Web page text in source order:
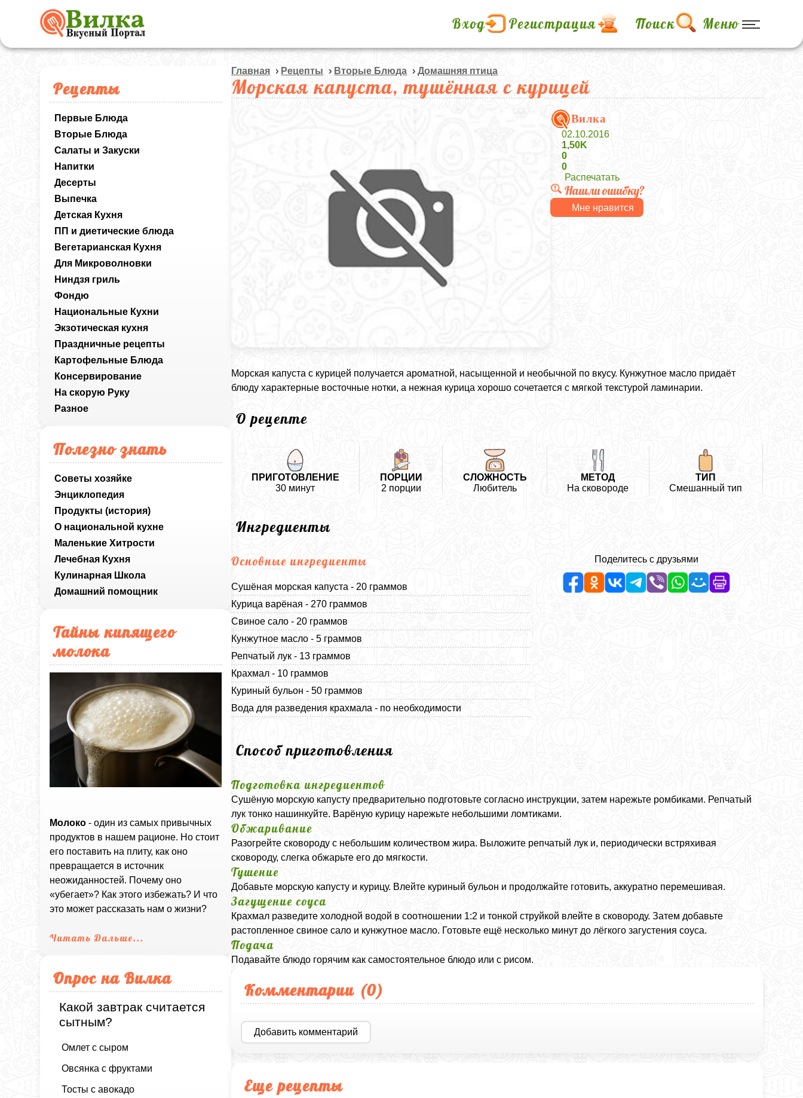
Вход Регистрация Поиск Меню
Рецепты
Первые Блюда
Вторые Блюда
Салаты и Закуски
Напитки
Десерты
Выпечка
Детская Кухня
ПП и диетические блюда
Вегетарианская Кухня
Для Микроволновки
Ниндзя гриль
Фондю
Национальные Кухни
Экзотическая кухня
Праздничные рецепты
Картофельные Блюда
Консервирование
На скорую Руку
Разное
Полезно знать
Советы хозяйке
Энциклопедия
Продукты (история)
О национальной кухне
Маленькие Хитрости
Лечебная Кухня
Кулинарная Школа
Домашний помощник
Тайны кипящего
молока
Молоко - один из самых привычных
продуктов в нашем рационе. Но стоит
его поставить на плиту, как оно
превращается в источник
неожиданностей. Почему оно
«убегает»? Как этого избежать? И что
это может рассказать нам о жизни?
Читать Дальше...
Опрос на Вилка
Какой завтрак считается
сытным?
Омлет с сыром
Овсянка с фруктами
Тосты с авокадо
Главная › Рецепты › Вторые Блюда ›Домашняя птица
Морская капуста, тушённая с курицей
Вилка
02.10.2016
1,50K
0
0
Распечатать
Нашли ошибку?
Мне нравится
Морская капуста с курицей получается ароматной, насыщенной и необычной по вкусу. Кунжутное масло придаёт
блюду характерные восточные нотки, а нежная курица хорошо сочетается с мягкой текстурой ламинарии.
О рецепте
ПРИГОТОВЛЕНИЕ
30 минут
ПОРЦИИ
2 порции
СЛОЖНОСТЬ
Любитель
МЕТОД
На сковороде
ТИП
Смешанный тип
Ингредиенты
Основные ингредиенты
Сушёная морская капуста - 20 граммов
Курица варёная - 270 граммов
Свиное сало - 20 граммов
Кунжутное масло - 5 граммов
Репчатый лук - 13 граммов
Крахмал - 10 граммов
Куриный бульон - 50 граммов
Вода для разведения крахмала - по необходимости
Поделитесь с друзьями
Способ приготовления
Подготовка ингредиентов
Сушёную морскую капусту предварительно подготовьте согласно инструкции, затем нарежьте ромбиками. Репчатый
лук тонко нашинкуйте. Варёную курицу нарежьте небольшими ломтиками.
Обжаривание
Разогрейте сковороду с небольшим количеством жира. Выложите репчатый лук и, периодически встряхивая
сковороду, слегка обжарьте его до мягкости.
Тушение
Добавьте морскую капусту и курицу. Влейте куриный бульон и продолжайте готовить, аккуратно перемешивая.
Загущение соуса
Крахмал разведите холодной водой в соотношении 1:2 и тонкой струйкой влейте в сковороду. Затем добавьте
растопленное свиное сало и кунжутное масло. Готовьте ещё несколько минут до лёгкого загустения соуса.
Подача
Подавайте блюдо горячим как самостоятельное блюдо или с рисом.
Комментарии (0)
Добавить комментарий
Еще рецепты